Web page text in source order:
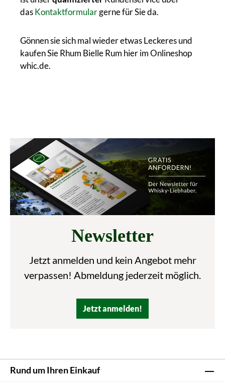
dasKontaktformulargerne für Sie da.
Gönnen sie sich mal wieder etwas Leckeres und
kaufen Sie Rhum Bielle Rum hier im Onlineshop
whic.de.
Newsletter
Jetzt anmelden und kein Angebot mehr
verpassen! Abmeldung jederzeit möglich.
Jetzt anmelden!
Rund um Ihren Einkauf